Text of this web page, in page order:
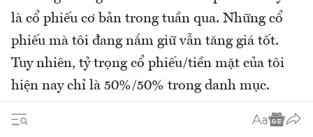
là cổ phiếu cơ bản trong tuần qua. Những cổ
phiếu mà tôi đang nắm giữ vẫn tăng giá tốt.
Tuy nhiên, tỷ trọng cổ phiếu/tiền mặt của tôi
hiện nay chỉ là 50%/50% trong danh mục.
Thị trường đang diễn biến tích cực nhưng vẫn